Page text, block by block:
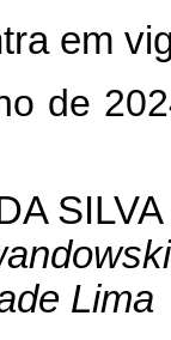
em
de
SILVA
Lima